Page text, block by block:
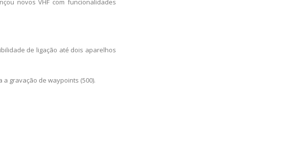
novos VHF com funcionalidades
de ligação até dois aparelhos
gravação de waypoints (500).